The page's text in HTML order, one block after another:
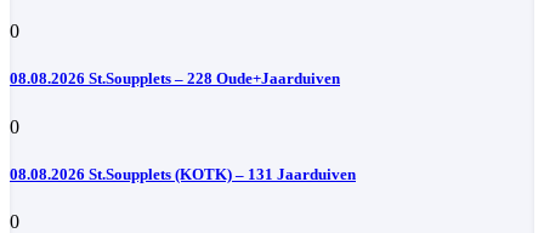
0
08.08.2026 St.Soupplets – 228 Oude+Jaarduiven
0
08.08.2026 St.Soupplets (KOTK) – 131 Jaarduiven
0